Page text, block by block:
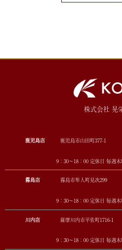
株式会社 晃
鹿児島店 鹿児島市山田町377-1
9：30～18：00 定休日 毎週
霧島店 霧島市隼人町見次299
9：30～18：00 定休日 毎週
川内店 薩摩川内市平佐町1716-1
9：30～18：00 定休日 毎週